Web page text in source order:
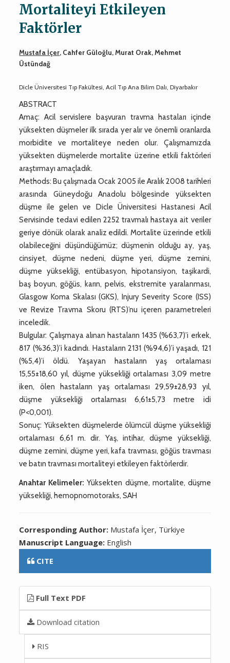
Mortaliteyi Etkileyen
Faktörler
Mustafa İçer, Cahfer Güloğlu, Murat Orak, Mehmet
Üstündağ
Dicle Üniversitesi Tıp Fakültesi, Acil Tıp Ana Bilim Dalı, Diyarbakır
ABSTRACT
Amaç: Acil servislere başvuran travma hastaları içinde
yüksekten düşmeler ilk sırada yer alır ve önemli oranlarda
morbidite ve mortaliteye neden olur. Çalışmamızda
yüksekten düşmelerde mortalite üzerine etkili faktörleri
araştırmayı amaçladık.
Methods: Bu çalışmada Ocak 2005 ile Aralık 2008 tarihleri
arasında Güneydoğu Anadolu bölgesinde yüksekten
düşme ile gelen ve Dicle Üniversitesi Hastanesi Acil
Servisinde tedavi edilen 2252 travmalı hastaya ait veriler
geriye dönük olarak analiz edildi. Mortalite üzerinde etkili
olabileceğini düşündüğümüz; düşmenin olduğu ay, yaş,
cinsiyet, düşme nedeni, düşme yeri, düşme zemini,
düşme yüksekliği, entübasyon, hipotansiyon, taşikardi,
baş boyun, göğüs, karın, pelvis, ekstremite yaralanması,
Glasgow Koma Skalası (GKS), Injury Severity Score (ISS)
ve Revize Travma Skoru (RTS)’nu içeren parametreleri
inceledik.
Bulgular: Çalışmaya alınan hastaların 1435 (%63,7)’i erkek,
817 (%36,3)’i kadındı. Hastaların 2131 (%94,6)’i yaşadı, 121
(%5,4)’i öldü. Yaşayan hastaların yaş ortalaması
15,55±18,60 yıl, düşme yüksekliği ortalaması 3,09 metre
iken, ölen hastaların yaş ortalaması 29,59±28,93 yıl,
düşme yüksekliği ortalaması 6,61±5,73 metre idi
(P<0,001).
Sonuç: Yüksekten düşmelerde ölümcül düşme yüksekliği
ortalaması 6,61 m. dir. Yaş, intihar, düşme yüksekliği,
düşme zemini, düşme yeri, kafa travması, göğüs travması
ve batın travması mortaliteyi etkileyen faktörlerdir.
Anahtar Kelimeler: Yüksekten düşme, mortalite, düşme
yüksekliği, hemopnomotoraks, SAH
Corresponding Author: Mustafa İçer, Türkiye
Manuscript Language: English
CITE
Full Text PDF
Download citation
RIS